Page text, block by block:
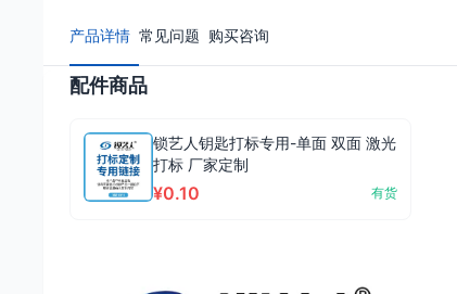
产品详情 常见问题 购买咨询
配件商品
锁艺人钥匙打标专用-单面 双面 激光
打标 厂家定制
¥0.10 有货